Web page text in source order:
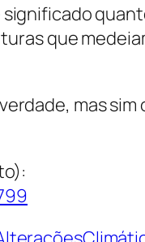
que
mas